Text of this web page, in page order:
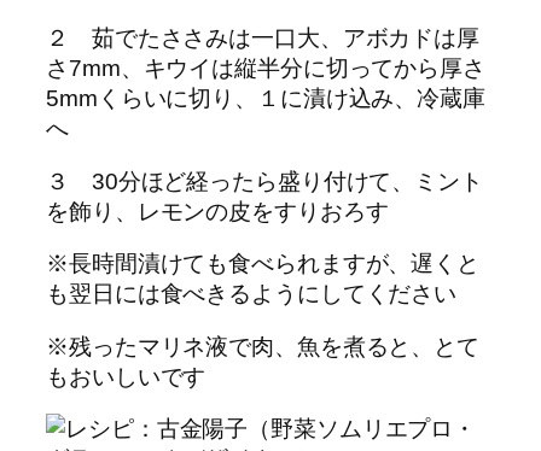
２ 茹でたささみは一口大、アボカドは厚
さ7mm、キウイは縦半分に切ってから厚さ
5mmくらいに切り、１に漬け込み、冷蔵庫
へ
３ 30分ほど経ったら盛り付けて、ミント
を飾り、レモンの皮をすりおろす
※長時間漬けても食べられますが、遅くと
も翌日には食べきるようにしてください
※残ったマリネ液で肉、魚を煮ると、とて
もおいしいです